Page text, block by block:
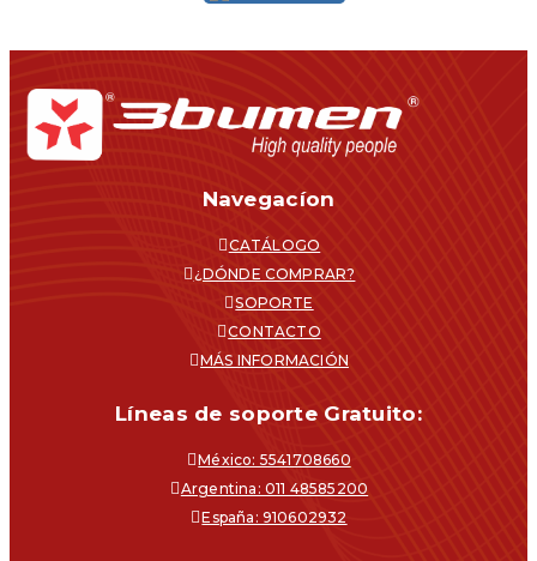
Navegacíon
CATÁLOGO
¿DÓNDE COMPRAR?
SOPORTE
CONTACTO
MÁS INFORMACIÓN
Líneas de soporte Gratuito:
México: 5541708660
Argentina: 011 48585200
España: 910602932